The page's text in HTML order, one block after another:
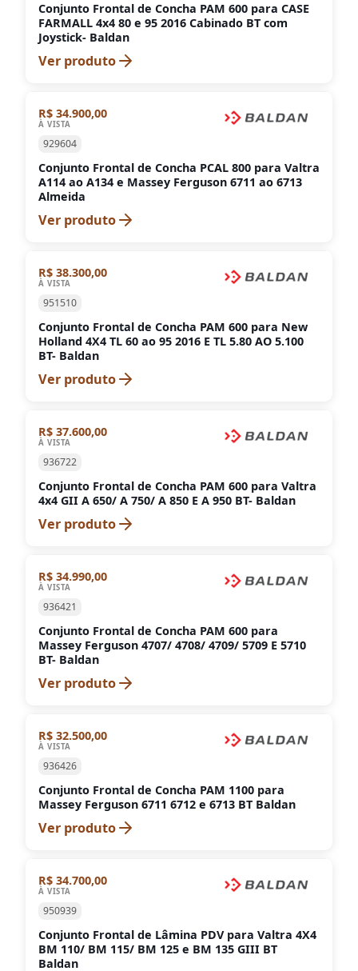
Conjunto Frontal de Concha PAM 600 para CASE
FARMALL 4x4 80 e 95 2016 Cabinado BT com
Joystick- Baldan
Ver produto
R$ 34.900,00
À VISTA
929604
Conjunto Frontal de Concha PCAL 800 para Valtra
A114 ao A134 e Massey Ferguson 6711 ao 6713
Almeida
Ver produto
R$ 38.300,00
À VISTA
951510
Conjunto Frontal de Concha PAM 600 para New
Holland 4X4 TL 60 ao 95 2016 E TL 5.80 AO 5.100
BT- Baldan
Ver produto
R$ 37.600,00
À VISTA
936722
Conjunto Frontal de Concha PAM 600 para Valtra
4x4 GII A 650/ A 750/ A 850 E A 950 BT- Baldan
Ver produto
R$ 34.990,00
À VISTA
936421
Conjunto Frontal de Concha PAM 600 para
Massey Ferguson 4707/ 4708/ 4709/ 5709 E 5710
BT- Baldan
Ver produto
R$ 32.500,00
À VISTA
936426
Conjunto Frontal de Concha PAM 1100 para
Massey Ferguson 6711 6712 e 6713 BT Baldan
Ver produto
R$ 34.700,00
À VISTA
950939
Conjunto Frontal de Lâmina PDV para Valtra 4X4
BM 110/ BM 115/ BM 125 e BM 135 GIII BT
Baldan